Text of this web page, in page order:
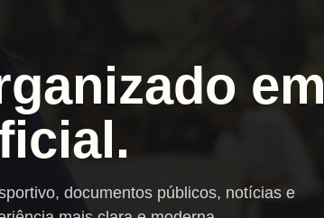
em
documentos públicos, notícias e